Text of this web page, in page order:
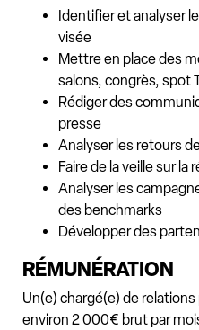
Identifier et analyser
visée
Mettre en place des
salons, congrès, spot
Rédiger des
presse
Analyser les retours
Faire de la veille sur la
Analyser les
des benchmarks
Développer des
RÉMUNÉRATION
Un(e) chargé(e) de
environ 2 000€ brut par